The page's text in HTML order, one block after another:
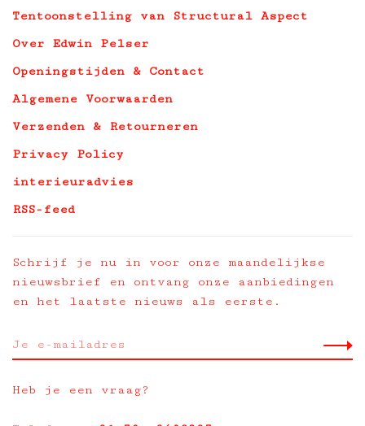
Tentoonstelling van Structural Aspect
Over Edwin Pelser
Openingstijden & Contact
Algemene Voorwaarden
Verzenden & Retourneren
Privacy Policy
interieuradvies
RSS-feed
Schrijf je nu in voor onze maandelijkse
nieuwsbrief en ontvang onze aanbiedingen
en het laatste nieuws als eerste.
Heb je een vraag?